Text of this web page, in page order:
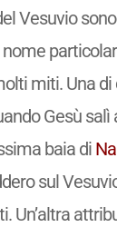
Vesuvio
miti. Una
Gesù salì
baia di
sul
Un’altra